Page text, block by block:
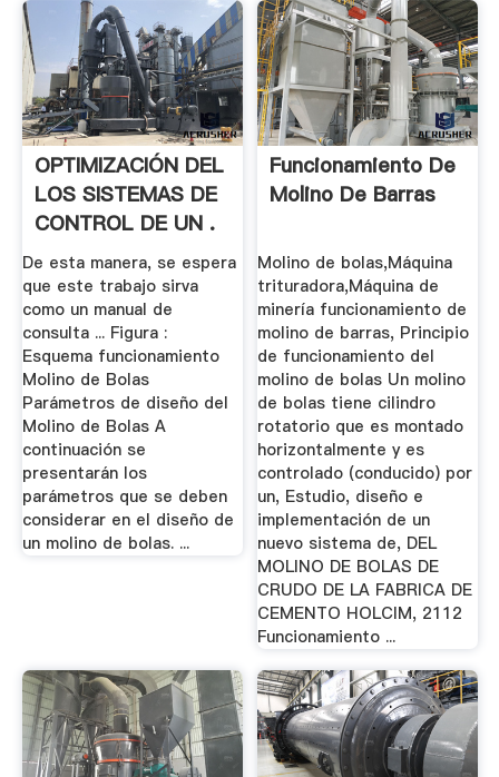
OPTIMIZACIÓN DEL
LOS SISTEMAS DE
CONTROL DE UN .
De esta manera, se espera
que este trabajo sirva
como un manual de
consulta ... Figura :
Esquema funcionamiento
Molino de Bolas
Parámetros de diseño del
Molino de Bolas A
continuación se
presentarán los
parámetros que se deben
considerar en el diseño de
un molino de bolas. ...
Funcionamiento De
Molino De Barras
Molino de bolas,Máquina
trituradora,Máquina de
minería funcionamiento de
molino de barras, Principio
de funcionamiento del
molino de bolas Un molino
de bolas tiene cilindro
rotatorio que es montado
horizontalmente y es
controlado (conducido) por
un, Estudio, diseño e
implementación de un
nuevo sistema de, DEL
MOLINO DE BOLAS DE
CRUDO DE LA FABRICA DE
CEMENTO HOLCIM, 2112
Funcionamiento ...